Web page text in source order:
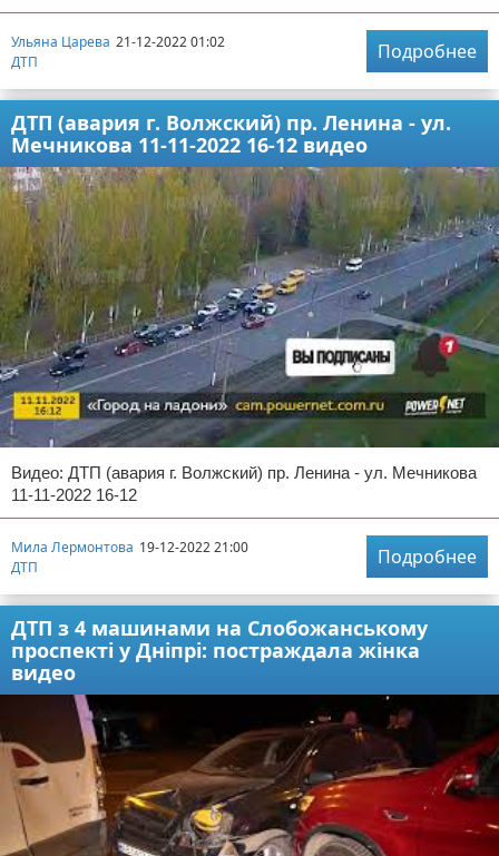
Ульяна Царева 21-12-2022 01:02
ДТП
Подробнее
ДТП (авария г. Волжский) пр. Ленина - ул.
Мечникова 11-11-2022 16-12 видео
Видео: ДТП (авария г. Волжский) пр. Ленина - ул. Мечникова
11-11-2022 16-12
Мила Лермонтова 19-12-2022 21:00
ДТП
Подробнее
ДТП з 4 машинами на Слобожанському
проспекті у Дніпрі: постраждала жінка
видео